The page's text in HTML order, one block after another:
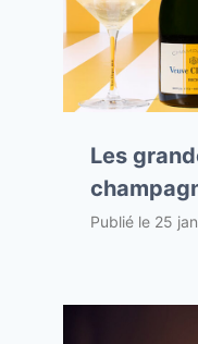
Les
Publié le 25